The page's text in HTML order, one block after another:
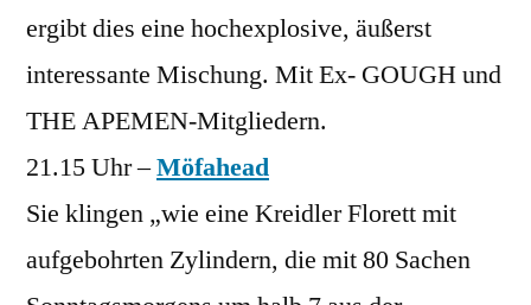
ergibt dies eine hochexplosive, äußerst
interessante Mischung. Mit Ex- GOUGH und
THE APEMEN-Mitgliedern.
21.15 Uhr –Möfahead
Sie klingen „wie eine Kreidler Florett mit
aufgebohrten Zylindern, die mit 80 Sachen